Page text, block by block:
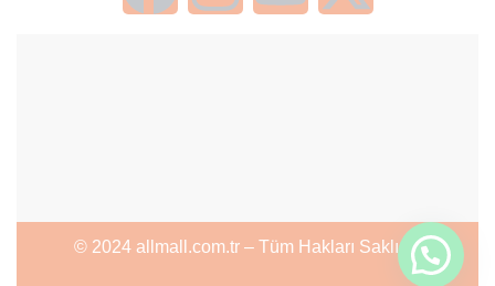
© 2024 allmall.com.tr – Tüm Hakları Saklıdır.